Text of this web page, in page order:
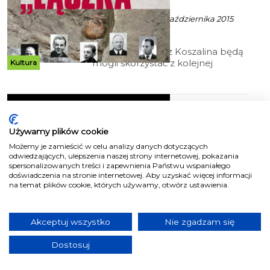
Kultura
ekoszalin POLECA
Robert Kuliński - 6 Października 2015
godz. 10:53
Miłośnicy historii z Koszalina będą
mogli skorzystać z kolejnej
Instytutu Pamięci Narodowej. 13
IPN Przystanek Historia.
w BTD
ekoszalin POLECA
Robert Kuliński/ materiały prasowe - 11
Października 2015 godz. 15:46
W Bałtyckim Teatrze
wtorek, 13 października zabrzmi
jedno z najsłynniejszych wyznań
miłosnych w historii radia:
Używamy plików cookie
Możemy je zamieścić w celu analizy danych dotyczących
odwiedzających, ulepszenia naszej strony internetowej, pokazania
spersonalizowanych treści i zapewnienia Państwu wspaniałego
doświadczenia na stronie internetowej. Aby uzyskać więcej informacji
na temat plików cookie, których używamy, otwórz ustawienia.
Akceptuj wszystko Nie zgadzam się
Dostosuj